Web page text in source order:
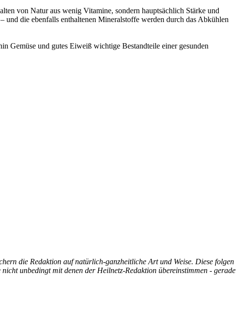
von Natur aus wenig Vitamine, sondern hauptsächlich Stärke und
und die ebenfalls enthaltenen Mineralstoffe werden durch das Abkühlen
Gemüse und gutes Eiweiß wichtige Bestandteile einer gesunden
die Redaktion auf natürlich-ganzheitliche Art und Weise. Diese folgen
unbedingt mit denen der Heilnetz-Redaktion übereinstimmen - gerade